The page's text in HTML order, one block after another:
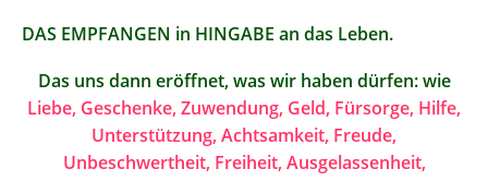
DAS EMPFANGEN in HINGABE an das Leben.
Das uns dann eröffnet, was wir haben dürfen: wie
Liebe, Geschenke, Zuwendung, Geld, Fürsorge, Hilfe,
Unterstützung, Achtsamkeit, Freude,
Unbeschwertheit, Freiheit, Ausgelassenheit,